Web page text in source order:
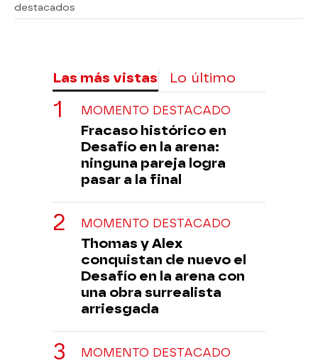
destacados
Las más vistas Lo último
MOMENTO DESTACADO
Fracaso histórico en
Desafío en la arena:
ninguna pareja logra
pasar a la final
MOMENTO DESTACADO
Thomas y Alex
conquistan de nuevo el
Desafío en la arena con
una obra surrealista
arriesgada
MOMENTO DESTACADO